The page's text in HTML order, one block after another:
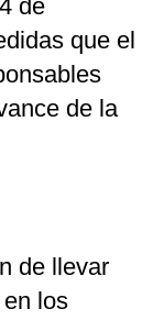
de
que el
de la
de llevar
los